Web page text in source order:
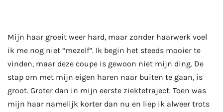
Mijn haar groeit weer hard, maar zonder haarwerk voel
ik me nog niet “mezelf”. Ik begin het steeds mooier te
vinden, maar deze coupe is gewoon niet mijn ding. De
stap om met mijn eigen haren naar buiten te gaan, is
groot. Groter dan in mijn eerste ziektetraject. Toen was
mijn haar namelijk korter dan nu en liep ik alweer trots